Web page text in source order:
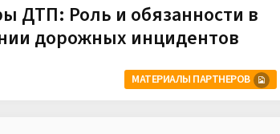
ДТП: Роль и обязанности в
дорожных инцидентов
МАТЕРИАЛЫ ПАРТНЕРОВ